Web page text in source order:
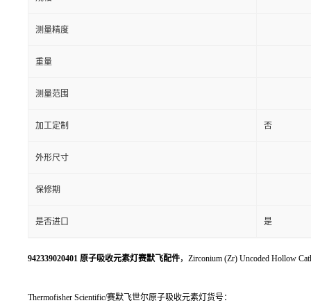
测量精度
重量
测量范围
加工定制 否
外形尺寸
保修期
是否进口 是
942339020401 原子吸收元素灯赛默飞配件，Zirconium (Zr) Uncoded Hollow
Thermofisher Scientific/赛默飞世尔原子吸收元素灯货号：